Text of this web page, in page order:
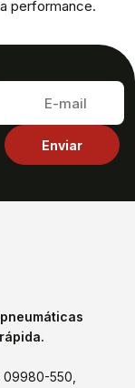
performance.
09980-550,